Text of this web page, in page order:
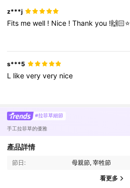
z***j
Fits mewell ! Nice !Thankyou !🙌🏻⭐️
s***5
L likeveryvery nice
#拉菲草細節
手工拉菲草的優雅
產品詳情
節日: 母親節, 宰牲節
看更多